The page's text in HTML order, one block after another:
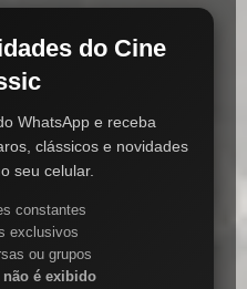
do Cine
WhatsApp e receba
clássicos e novidades
seu celular.
constantes
exclusivos
ou grupos
é exibido